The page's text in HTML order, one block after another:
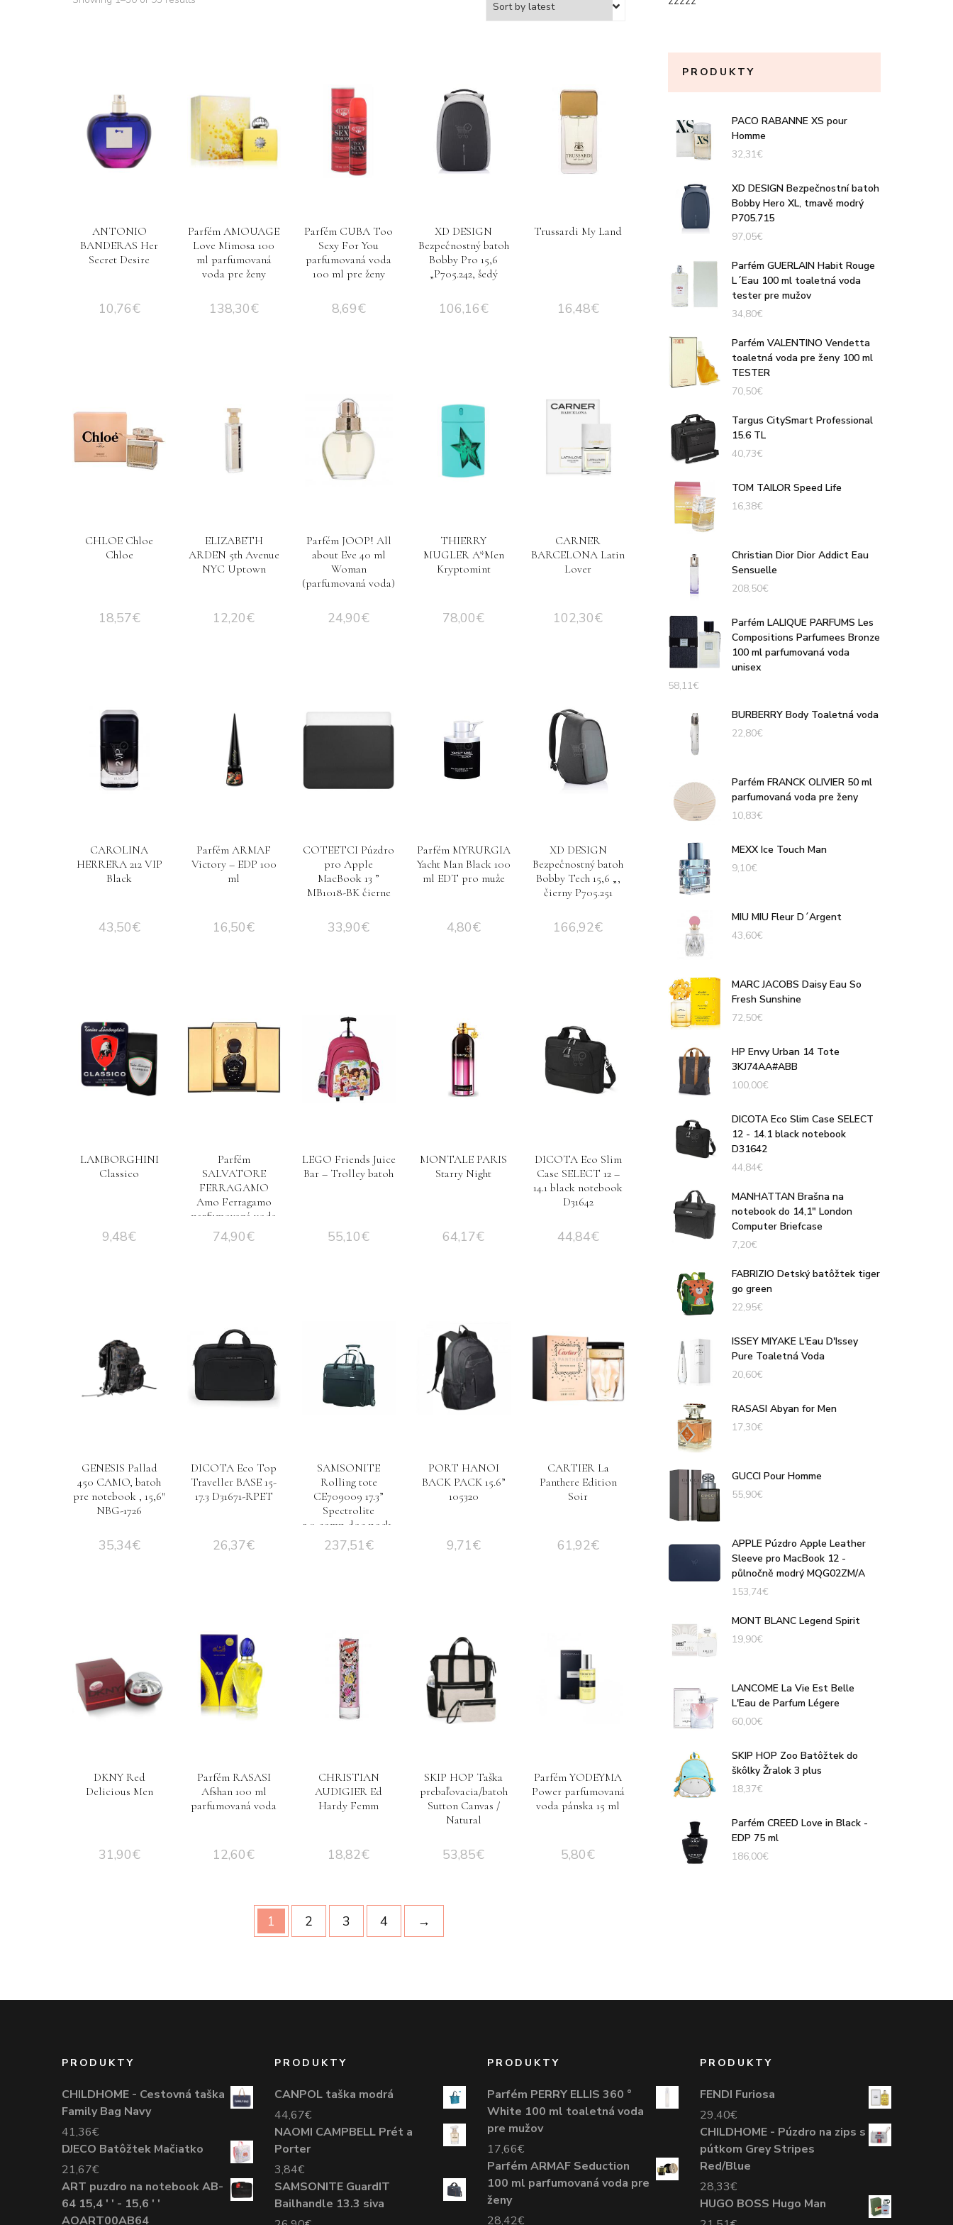
ANTONIO
BANDERAS Her
Secret Desire
10,76€
Parfém AMOUAGE
Love Mimosa 100
ml parfumovaná
voda pre ženy
138,30€
Parfém CUBA Too
Sexy For You
parfumovaná voda
100 ml pre ženy
8,69€
XD DESIGN
Bezpečnostný batoh
Bobby Pro 15,6
„P705.242, šedý
106,16€
Trussardi My Land
16,48€
CHLOE Chloe
Chloe
18,57€
ELIZABETH
ARDEN 5th Avenue
NYC Uptown
12,20€
Parfém JOOP! All
about Eve 40 ml
Woman
(parfumovaná voda)
24,90€
THIERRY
MUGLER A*Men
Kryptomint
78,00€
CARNER
BARCELONA Latin
Lover
102,30€
CAROLINA
HERRERA 212 VIP
Black
43,50€
Parfém ARMAF
Victory – EDP 100
ml
16,50€
COTEETCI Púzdro
pro Apple
MacBook 13 ”
MB1018-BK čierne
33,90€
Parfém MYRURGIA
Yacht Man Black 100
ml EDT pro muže
4,80€
XD DESIGN
Bezpečnostný batoh
Bobby Tech 15,6 „,
čierny P705.251
166,92€
LAMBORGHINI
Classico
9,48€
Parfém
SALVATORE
FERRAGAMO
Amo Ferragamo
parfumovaná voda
pre ženy limited
edícia 2018 50 ml
74,90€
LEGO Friends Juice
Bar – Trolley batoh
55,10€
MONTALE PARIS
Starry Night
64,17€
DICOTA Eco Slim
Case SELECT 12 –
14.1 black notebook
D31642
44,84€
GENESIS Pallad
450 CAMO, batoh
pre notebook , 15,6″
NBG-1726
35,34€
DICOTA Eco Top
Traveller BASE 15-
17.3 D31671-RPET
26,37€
SAMSONITE
Rolling tote
CE709009 17.3”
Spectrolite
2.0,comp,doc,pock,
black
237,51€
PORT HANOI
BACK PACK 15.6”
105320
9,71€
CARTIER La
Panthere Edition
Soir
61,92€
DKNY Red
Delicious Men
31,90€
Parfém RASASI
Afshan 100 ml
parfumovaná voda
12,60€
CHRISTIAN
AUDIGIER Ed
Hardy Femm
18,82€
SKIP HOP Taška
prebaľovacia/batoh
Sutton Canvas /
Natural
53,85€
Parfém YODEYMA
Power parfumovaná
voda pánska 15 ml
5,80€
1 2 3 4 →
PRODUKTY
PACO RABANNE XS pour
Homme
32,31€
XD DESIGN Bezpečnostní batoh
Bobby Hero XL, tmavě modrý
P705.715
97,05€
Parfém GUERLAIN Habit Rouge
L´Eau 100 ml toaletná voda
tester pre mužov
34,80€
Parfém VALENTINO Vendetta
toaletná voda pre ženy 100 ml
TESTER
70,50€
Targus CitySmart Professional
15.6 TL
40,73€
TOM TAILOR Speed Life
16,38€
Christian Dior Dior Addict Eau
Sensuelle
208,50€
Parfém LALIQUE PARFUMS Les
Compositions Parfumees Bronze
100 ml parfumovaná voda
unisex
58,11€
BURBERRY Body Toaletná voda
22,80€
Parfém FRANCK OLIVIER 50 ml
parfumovaná voda pre ženy
10,83€
MEXX Ice Touch Man
9,10€
MIU MIU Fleur D´Argent
43,60€
MARC JACOBS Daisy Eau So
Fresh Sunshine
72,50€
HP Envy Urban 14 Tote
3KJ74AA#ABB
100,00€
DICOTA Eco Slim Case SELECT
12 - 14.1 black notebook
D31642
44,84€
MANHATTAN Brašna na
notebook do 14,1" London
Computer Briefcase
7,20€
FABRIZIO Detský batôžtek tiger
go green
22,95€
ISSEY MIYAKE L'Eau D'Issey
Pure Toaletná Voda
20,60€
RASASI Abyan for Men
17,30€
GUCCI Pour Homme
55,90€
APPLE Púzdro Apple Leather
Sleeve pro MacBook 12 -
půlnočně modrý MQG02ZM/A
153,74€
MONT BLANC Legend Spirit
19,90€
LANCOME La Vie Est Belle
L'Eau de Parfum Légere
60,00€
SKIP HOP Zoo Batôžtek do
škôlky Žralok 3 plus
18,37€
Parfém CREED Love in Black -
EDP 75 ml
186,00€
PRODUKTY
CHILDHOME - Cestovná taška
Family Bag Navy
41,36€
DJECO Batôžtek Mačiatko
21,67€
ART puzdro na notebook AB-
64 15,4 ' ' - 15,6 ' '
AOART00AB64
PRODUKTY
CANPOL taška modrá
44,67€
NAOMI CAMPBELL Prét a
Porter
3,84€
SAMSONITE GuardIT
Bailhandle 13.3 siva
PRODUKTY
Parfém PERRY ELLIS 360 °
White 100 ml toaletná voda
pre mužov
17,66€
Parfém ARMAF Seduction
100 ml parfumovaná voda pre
ženy
28,42€
PRODUKTY
FENDI Furiosa
29,40€
CHILDHOME - Púzdro na zips s
pútkom Grey Stripes
Red/Blue
28,33€
HUGO BOSS Hugo Man